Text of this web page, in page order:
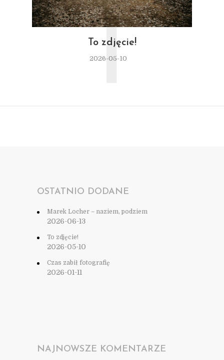
To zdjęcie!
2026-05-10
T
OSTATNIO DODANE
Marek Locher – naziem, podziem
2026-06-13
To zdjęcie!
2026-05-10
Czas zabił fotografię
2026-01-11
NAJNOWSZE KOMENTARZE